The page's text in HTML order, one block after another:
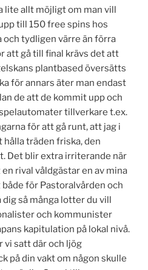
lite allt möjligt om man vill
till 150 free spins hos
och tydligen värre än förra
att gå till final krävs det att
plantbased översätts
för annars äter man endast
de att de kommit upp och
tillverkare t.ex.
för att gå runt, att jag i
hålla träden friska, den
Det blir extra irriterande när
rival våldgästar en av mina
för Pastoralvården och
dig så många lotter du vill
och kommunister
kapitulation på lokal nivå.
vi satt där och ljög
på din vakt om någon skulle